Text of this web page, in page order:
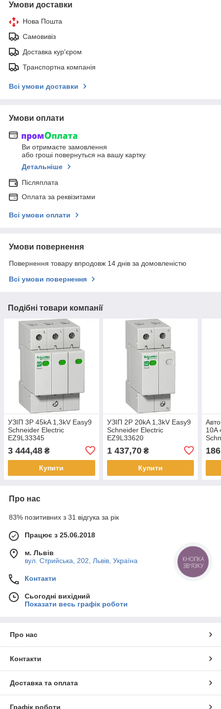
Умови доставки
Нова Пошта
Самовивіз
Доставка кур'єром
Транспортна компанія
Всі умови доставки
Умови оплати
Ви отримаєте замовлення
або гроші повернуться на вашу картку
Детальніше
Післяплата
Оплата за реквізитами
Всі умови оплати
Умови повернення
Повернення товару впродовж 14 днів за домовленістю
Всі умови повернення
Подібні товари компанії
УЗІП 3P 45kA 1,3kV Easy9
Schneider Electric
EZ9L33345
3 444,48 ₴
Купити
УЗІП 2P 20kA 1,3kV Easy9
Schneider Electric
EZ9L33620
1 437,70₴
Купити
10A
Про нас
83% позитивних з 31 відгука за рік
Працює з 25.06.2018
м. Львів
вул. Стрийська, 202, Львів, Україна
Контакти
Сьогодні вихідний
Показати весь графік роботи
Про нас
Контакти
Доставка та оплата
Графік роботи
КНОПКА
ЗВ'ЯЗКУ